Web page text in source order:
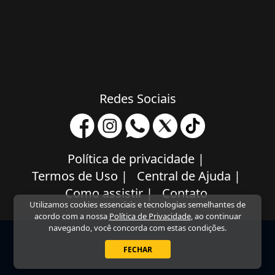
Utilizamos cookies essenciais e tecnologias semelhantes de
acordo com a nossa Política de Privacidade, ao continuar
navegando, você concorda com estas condições.
FECHAR
Redes Sociais
Política de privacidade |
Termos de Uso | Central de Ajuda |
Como assistir| Contato